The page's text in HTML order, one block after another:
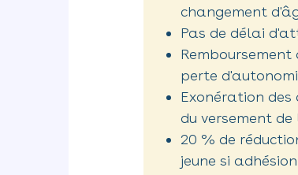
changement
Pas de délai
perte
Exonération
du versement
20 % de
jeune si